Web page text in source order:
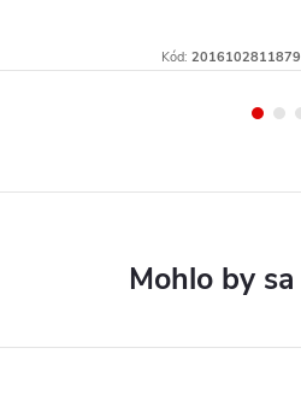
Kód: 2016102811879